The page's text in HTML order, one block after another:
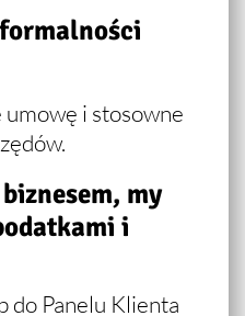
i stosowne
my
i
do Panelu Klienta